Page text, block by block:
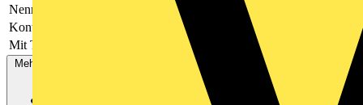
Nennspannung
Kontaktmaterial
Mit Temperatursensor
Mehr anzeigen